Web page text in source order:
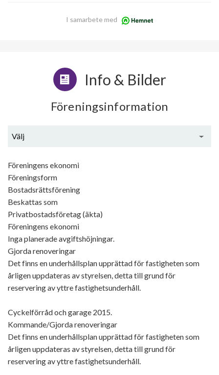
I samarbete med
Info & Bilder
Föreningsinformation
Välj
Föreningens ekonomi
Föreningsform
Bostadsrättsförening
Beskattas som
Privatbostadsföretag (äkta)
Föreningens ekonomi
Inga planerade avgiftshöjningar.
Gjorda renoveringar
Det finns en underhållsplan upprättad för fastigheten som
årligen uppdateras av styrelsen, detta till grund för
reservering av yttre fastighetsunderhåll.
Cyckelförråd och garage 2015.
Kommande/Gjorda renoveringar
Det finns en underhållsplan upprättad för fastigheten som
årligen uppdateras av styrelsen, detta till grund för
reservering av yttre fastighetsunderhåll.